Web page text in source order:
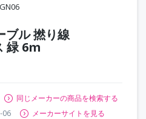
ブル 撚り線
緑 6m
同じメーカーの商品を検索する
06 メーカーサイトを見る